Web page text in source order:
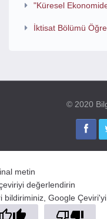
"Küresel
İktisat Bölümü
© 2020
metin
değerlendirin
bildiriminiz, Google